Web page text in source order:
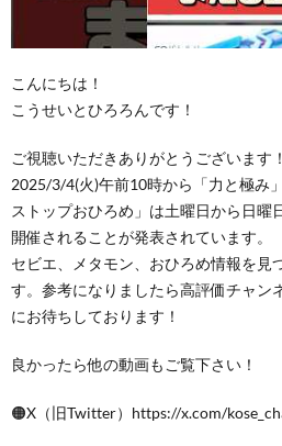
こんにちは！
こうせいとひろろんです！
ご視聴いただきありがとうございます！
2025/3/4(火)午前10時から「力と極み
ストップおひろめ」は土曜日から日曜
開催されることが発表されています。
セビエ、メタモン、おひろめ情報を見
す。参考になりましたら高評価チャン
にお待ちしております！
良かったら他の動画もご覧下さい！
🟠X（旧Twitter）https://x.com/